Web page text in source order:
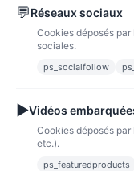
💬Réseaux sociaux
Cookies déposés
sociales.
ps_socialfollow
▶Vidéos
Cookies déposés par
etc.).
ps_featuredproducts